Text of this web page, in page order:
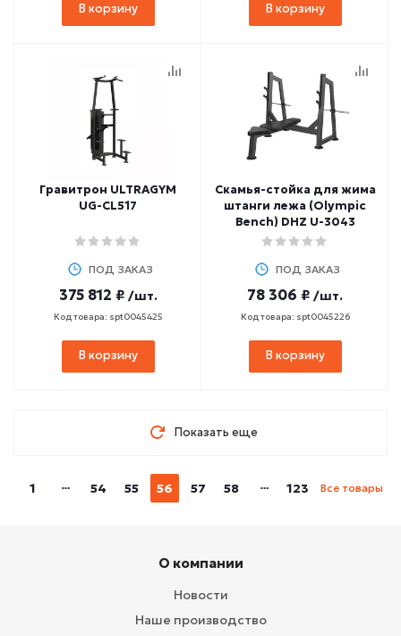
В корзину В корзину
Гравитрон ULTRAGYM
UG-CL517
ПОД ЗАКАЗ
375 812 ₽ /шт.
Код товара: spt0045425
В корзину
Скамья-стойка для жима
штанги лежа (Olympic
Bench) DHZ U-3043
ПОД ЗАКАЗ
78 306 ₽ /шт.
Код товара: spt0045226
В корзину
Показать еще
1 54 55 56 57 58 123 Все товары
О компании
Новости
Наше производство